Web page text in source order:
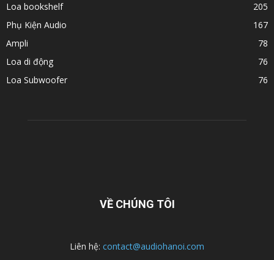
Loa bookshelf
205
Phụ Kiện Audio
167
Ampli
78
Loa di động
76
Loa Subwoofer
76
VỀ CHÚNG TÔI
Liên hệ: contact@audiohanoi.com